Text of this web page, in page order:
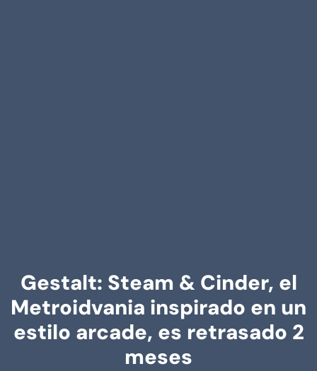
Gestalt: Steam & Cinder, el
Metroidvania inspirado en un
estilo arcade, es retrasado 2
meses